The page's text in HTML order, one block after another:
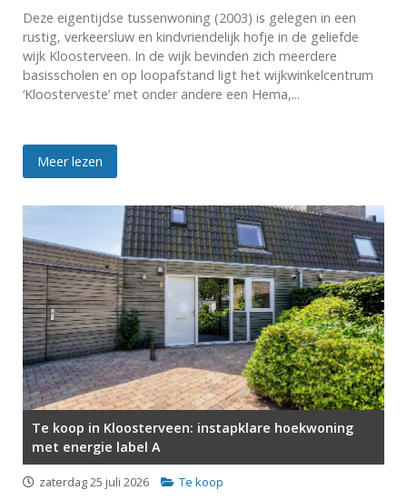
Deze eigentijdse tussenwoning (2003) is gelegen in een
rustig, verkeersluw en kindvriendelijk hofje in de geliefde
wijk Kloosterveen. In de wijk bevinden zich meerdere
basisscholen en op loopafstand ligt het wijkwinkelcentrum
‘Kloosterveste’ met onder andere een Hema,...
Meer lezen
Te koop in Kloosterveen: instapklare hoekwoning
met energie label A
zaterdag 25 juli 2026 Te koop